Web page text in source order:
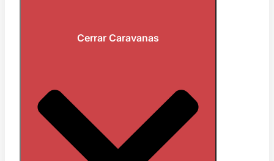
Cerrar Caravanas